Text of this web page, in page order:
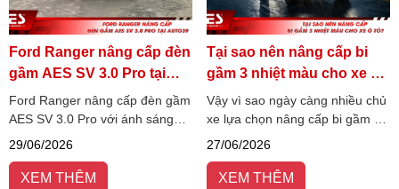
Ford Ranger nâng cấp đèn
gầm AES SV 3.0 Pro tại
Auto39
Ford Ranger nâng cấp đèn gầm
AES SV 3.0 Pro với ánh sáng
4800K bám đường, trợ pha Elip
an toàn khi lái xe ban đêm.
29/06/2026
XEM THÊM
Tại sao nên nâng cấp bi
gầm 3 nhiệt màu cho xe ô
tô?
Vậy vì sao ngày càng nhiều chủ
xe lựa chọn nâng cấp bi gầm 3
nhiệt màu thay vì các dòng đèn
Hãy cùng AES Việt Nam tìm
27/06/2026
XEM THÊM